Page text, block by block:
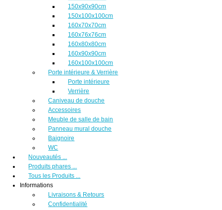
150x90x90cm
150x100x100cm
160x70x70cm
160x76x76cm
160x80x80cm
160x90x90cm
160x100x100cm
Porte intérieure & Verrière
Porte intérieure
Verrière
Caniveau de douche
Accessoires
Meuble de salle de bain
Panneau mural douche
Baignoire
WC
Nouveautés ...
Produits phares ...
Tous les Produits ...
Informations
Livraisons & Retours
Confidentialité